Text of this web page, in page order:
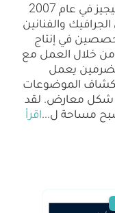
افتتح معرض جاكارندا اميجيز في عام 2007
والفنانين
في إنتاج
ومن خلال العمل مع
يعمل
الموضوعات
شكل معارض. لقد
مساحة ل...اقرأ